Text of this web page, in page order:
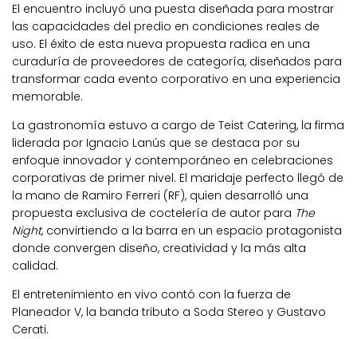
El encuentro incluyó una puesta diseñada para mostrar
las capacidades del predio en condiciones reales de
uso. El éxito de esta nueva propuesta radica en una
curaduría de proveedores de categoría, diseñados para
transformar cada evento corporativo en una experiencia
memorable.
La gastronomía estuvo a cargo de Teist Catering, la firma
liderada por Ignacio Lanús que se destaca por su
enfoque innovador y contemporáneo en celebraciones
corporativas de primer nivel. El maridaje perfecto llegó de
la mano de Ramiro Ferreri (RF), quien desarrolló una
propuesta exclusiva de coctelería de autor para The
Night, convirtiendo a la barra en un espacio protagonista
donde convergen diseño, creatividad y la más alta
calidad.
El entretenimiento en vivo contó con la fuerza de
Planeador V, la banda tributo a Soda Stereo y Gustavo
Cerati.